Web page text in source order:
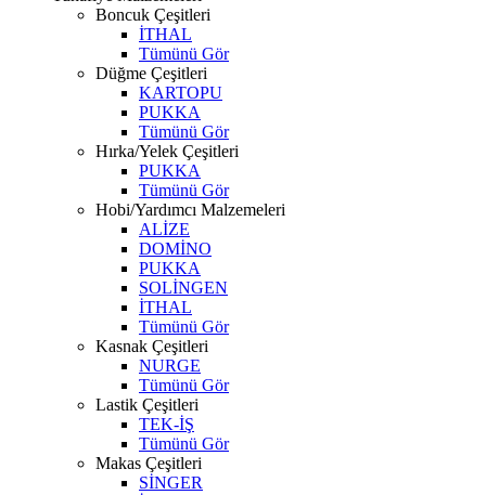
Boncuk Çeşitleri
İTHAL
Tümünü Gör
Düğme Çeşitleri
KARTOPU
PUKKA
Tümünü Gör
Hırka/Yelek Çeşitleri
PUKKA
Tümünü Gör
Hobi/Yardımcı Malzemeleri
ALİZE
DOMİNO
PUKKA
SOLİNGEN
İTHAL
Tümünü Gör
Kasnak Çeşitleri
NURGE
Tümünü Gör
Lastik Çeşitleri
TEK-İŞ
Tümünü Gör
Makas Çeşitleri
SİNGER